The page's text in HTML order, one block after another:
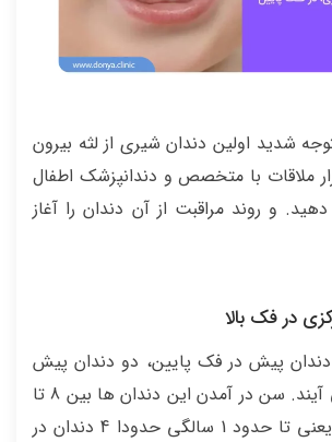
شدید اولین دندان شیری از لثه بیرون
ملاقات با متخصص و دندانپزشک اطفال
و روند مراقبت از آن دندان را آغاز
از در آمدن 2 دندان پیش در فک پایین، دو دندان پیش
دیگر در بالا در می آیند. سن در آمدن این دندان ها بین 8 تا
12 ماهگی است. یعنی تا حدود 1 سالگی حدودا 4 دندان در